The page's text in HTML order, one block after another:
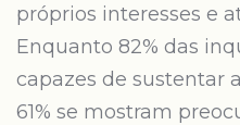
próprios interesses e
Enquanto 82% das
capazes de sustentar
61% se mostram